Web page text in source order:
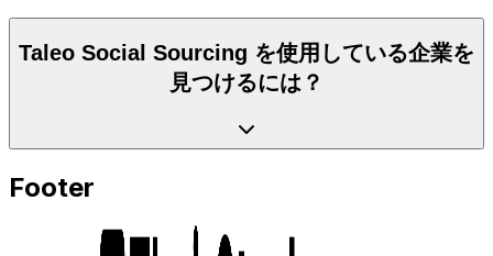
Taleo Social Sourcing を使用している企業を
見つけるには？
Footer